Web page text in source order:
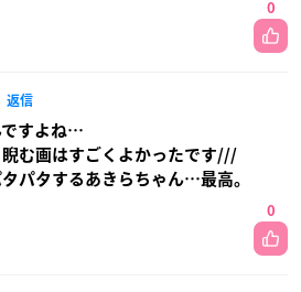
0
返信
ですよね…
む画はすごくよかったです///
パタするあきらちゃん…最高。
0